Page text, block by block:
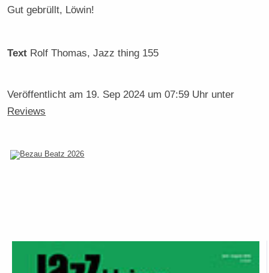
Gut gebrüllt, Löwin!
Text Rolf Thomas, Jazz thing 155
Veröffentlicht am 19. Sep 2024 um 07:59 Uhr unter
Reviews